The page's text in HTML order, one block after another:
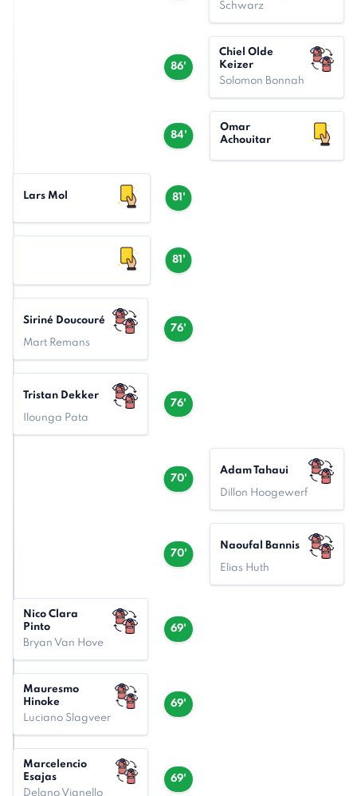
Schwarz
86'
Chiel Olde
Keizer
Solomon Bonnah
84'
Omar
Achouitar
81'
Lars Mol
81'
76'
Siriné Doucouré
Mart Remans
76'
Tristan Dekker
Ilounga Pata
70'
Adam Tahaui
Dillon Hoogewerf
70'
Naoufal Bannis
Elias Huth
69'
Nico Clara
Pinto
Bryan Van Hove
69'
Mauresmo
Hinoke
Luciano Slagveer
69'
Marcelencio
Esajas
Delano Vianello